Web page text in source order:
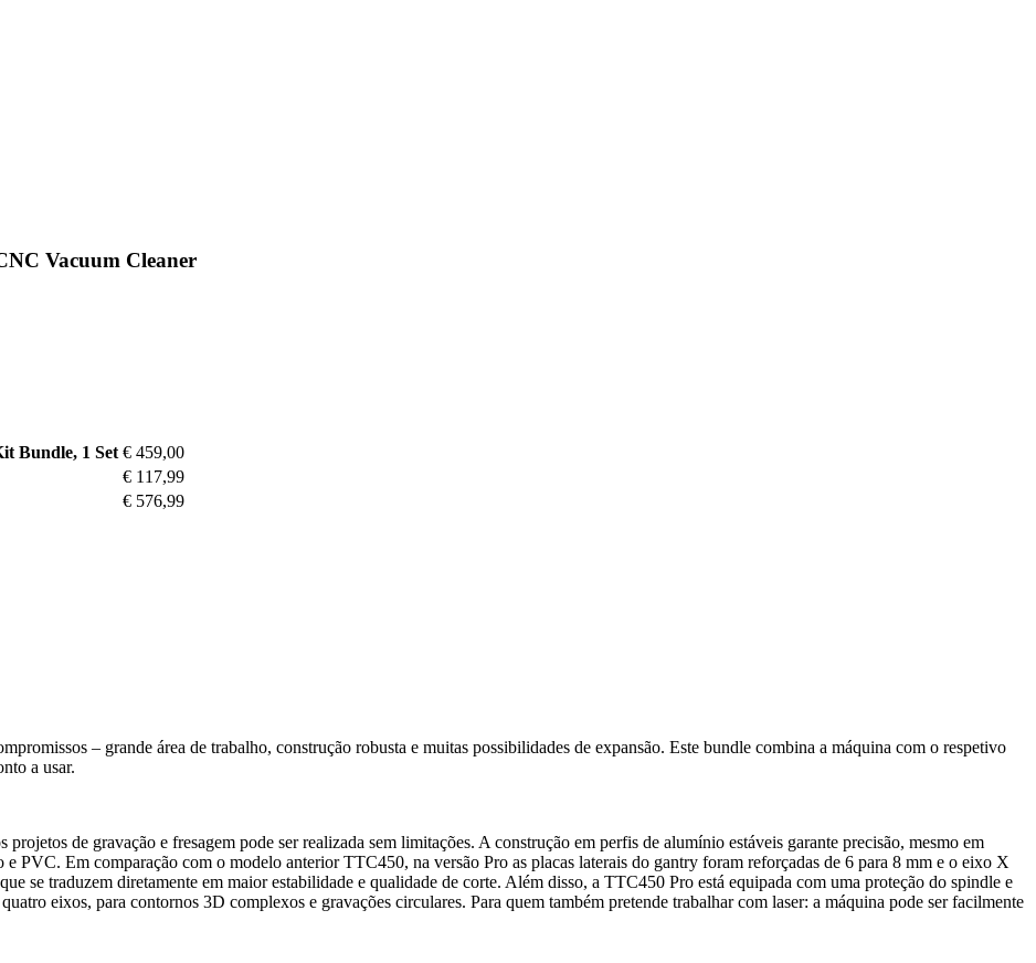
Vacuum Cleaner
Bundle, 1 Set € 459,00
€ 117,99
€ 576,99
– grande área de trabalho, construção robusta e muitas possibilidades de expansão. Este bundle combina a máquina com o respetivo
a usar.
de gravação e fresagem pode ser realizada sem limitações. A construção em perfis de alumínio estáveis garante precisão, mesmo em
e PVC. Em comparação com o modelo anterior TTC450, na versão Pro as placas laterais do gantry foram reforçadas de 6 para 8 mm e o eixo X
se traduzem diretamente em maior estabilidade e qualidade de corte. Além disso, a TTC450 Pro está equipada com uma proteção do spindle e
eixos, para contornos 3D complexos e gravações circulares. Para quem também pretende trabalhar com laser: a máquina pode ser facilmente